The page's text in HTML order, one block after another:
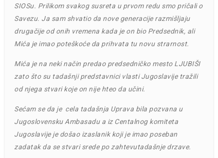
SIOSu. Prilikom svakog susreta u prvom redu smo pričali o
Savezu. Ja sam shvatio da nove generacije razmišljaju
drugačije od onih vremena kada je on bio Predsednik, ali
Mića je imao poteškoće da prihvata tu novu strarnost.
Mića je na neki način predao predsedničko mesto LJUBIŠI
zato što su tadašnji predstavnici vlasti Jugoslavije tražili
od njega stvari koje on nije hteo da učini.
Sećam se da je cela tadašnja Uprava bila pozvana u
Jugoslovensku Ambasadu a iz Centalnog komiteta
Jugoslavije je došao izaslanik koji je imao poseban
zadatak da se stvari srede po zahtevutadašnje drzave.